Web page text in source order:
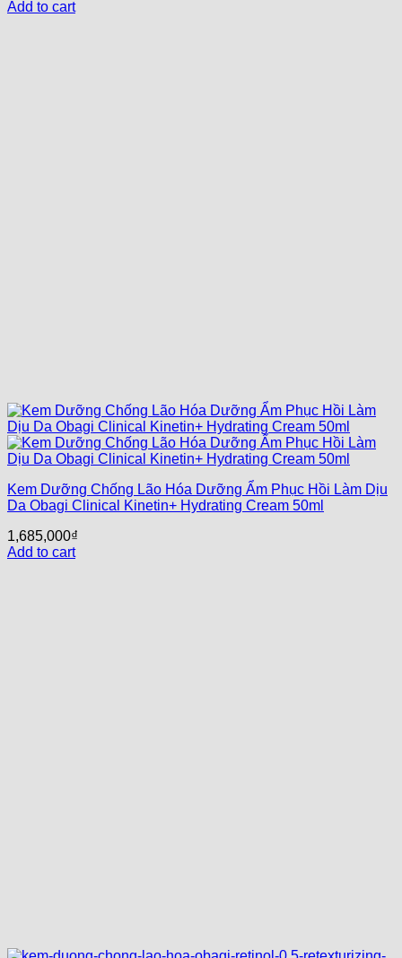
Add to cart
Kem Dưỡng Chống Lão Hóa Dưỡng Ẩm Phục Hồi Làm Dịu
Da Obagi Clinical Kinetin+ Hydrating Cream 50ml
1,685,000₫
Add to cart